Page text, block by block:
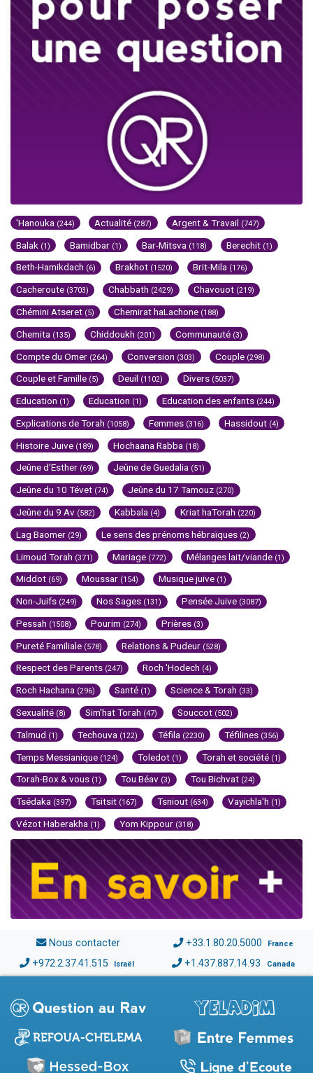
'Hanouka (244) Actualité (287) Argent & Travail (747)
Balak (1) Bamidbar (1) Bar-Mitsva (118) Berechit (1)
Beth-Hamikdach (6) Brakhot (1520) Brit-Mila (176)
Cacheroute (3703) Chabbath (2429) Chavouot (219)
Chémini Atseret (5) Chemirat haLachone (188)
Chemita (135) Chiddoukh (201) Communauté (3)
Compte du Omer (264) Conversion (303) Couple (298)
Couple et Famille (5) Deuil (1102) Divers (5037)
Education (1) Education (1) Education des enfants (244)
Explications de Torah (1058) Femmes (316) Hassidout (4)
Histoire Juive (189) Hochaana Rabba (18)
Jeûne d'Esther (69) Jeûne de Guedalia (51)
Jeûne du 10 Tévet (74) Jeûne du 17 Tamouz (270)
Jeûne du 9 Av (582) Kabbala (4) Kriat haTorah (220)
Lag Baomer (29) Le sens des prénoms hébraïques (2)
Limoud Torah (371) Mariage (772) Mélanges lait/viande (1)
Middot (69) Moussar (154) Musique juive (1)
Non-Juifs (249) Nos Sages (131) Pensée Juive (3087)
Pessah (1508) Pourim (274) Prières (3)
Pureté Familiale (578) Relations & Pudeur (528)
Respect des Parents (247) Roch 'Hodech (4)
Roch Hachana (296) Santé (1) Science & Torah (33)
Sexualité (8) Sim'hat Torah (47) Souccot (502)
Talmud (1) Techouva (122) Téfila (2230) Téfilines (356)
Temps Messianique (124) Toledot (1) Torah et société (1)
Torah-Box & vous (1) Tou Béav (3) Tou Bichvat (24)
Tsédaka (397) Tsitsit (167) Tsniout (634) Vayichla'h (1)
Vézot Haberakha (1) Yom Kippour (318)
Nous contacter +33.1.80.20.5000 France
+972.2.37.41.515 Israël +1.437.887.14.93 Canada